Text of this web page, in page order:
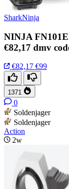
SharkNinja
NINJA
€82,17 dmv
€82,17 €99
1371
0
Soldenjager
Soldenjager
Action
2w